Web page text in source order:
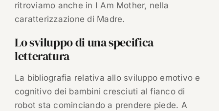
ritroviamo anche in I Am Mother, nella
caratterizzazione di Madre.
Lo sviluppo di una specifica
letteratura
La bibliografia relativa allo sviluppo emotivo e
cognitivo dei bambini cresciuti al fianco di
robot sta cominciando a prendere piede. A